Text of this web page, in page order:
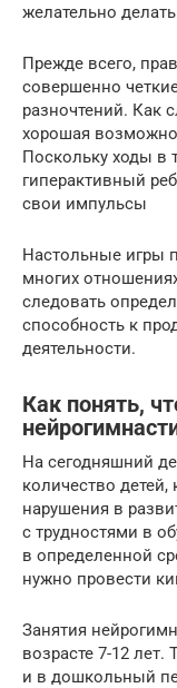
желательно
Прежде всего,
совершенно
разночтений. Как
хорошая
Поскольку ходы в
гиперактивный
свои импульсы
Настольные игры
многих
следовать
способность к
деятельности.
Как понять,
На сегодняшний
количество
нарушения в
с трудностями в
в определенной
нужно провести
Занятия
возрасте 7-12
и в дошкольный